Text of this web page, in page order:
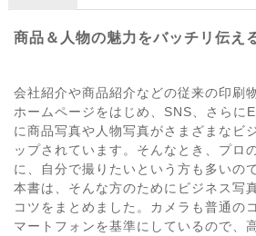
商品＆人物の魅力をバッチリ伝え
会社紹介や商品紹介などの従来の印刷
ホームページをはじめ、SNS、さらに
に商品写真や人物写真がさまざまなビ
ップされています。そんなとき、プロ
に、自分で撮りたいという方も多いの
本書は、そんな方のためにビジネス写
コツをまとめました。カメラも普通の
マートフォンを基準にしているので、